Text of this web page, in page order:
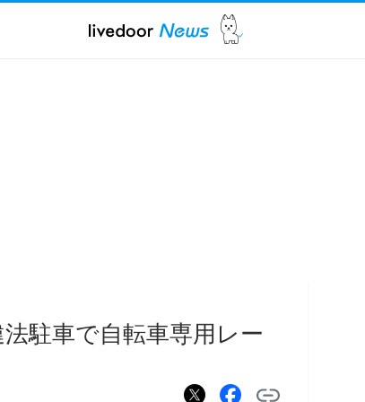
駐車で自転車専用レー